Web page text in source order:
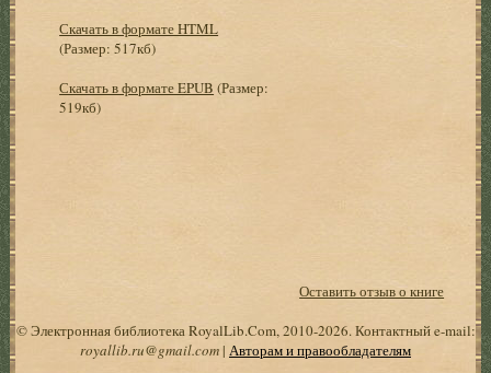
Скачать в формате HTML
(Размер: 517кб)
Скачать в формате EPUB (Размер:
519кб)
Оставить отзыв о книге
© Электронная библиотека RoyalLib.Com, 2010-2026. Контактный e-mail:
royallib.ru@gmail.com| Авторам и правообладателям